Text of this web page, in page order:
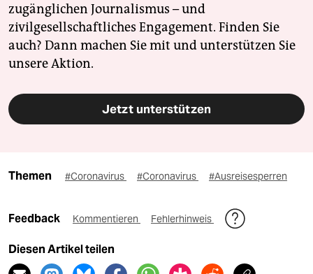
zugänglichen Journalismus – und
zivilgesellschaftliches Engagement. Finden Sie
auch? Dann machen Sie mit und unterstützen Sie
unsere Aktion.
Jetzt unterstützen
Themen #Coronavirus #Coronavirus #Ausreisesperren
Feedback Kommentieren Fehlerhinweis
Diesen Artikel teilen